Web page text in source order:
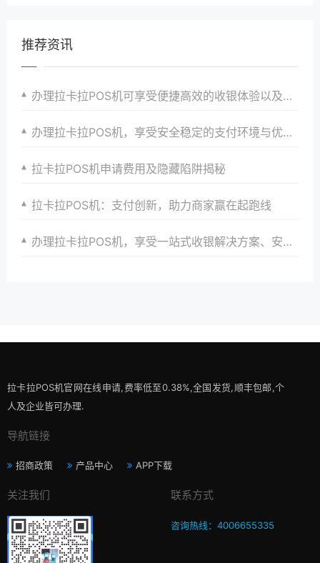
推荐资讯
办理拉卡拉POS机可享受便捷高效的收银体验以及一站式解决方案和优惠政策以满足商家个性化需求并提升店铺竞争力
办理拉卡拉POS机，享受安全稳定的支付环境与优惠政策
拉卡拉POS机申请费用及隐藏陷阱揭秘
拉卡拉POS机：支付创新，助力商家赢在起跑线
办理拉卡拉POS机，享受一站式收银解决方案、安全保障与专业支付服务
拉卡拉POS机官网在线申请,费率低至0.38%,全国发货,顺丰包邮,个
人及企业皆可办理.
导航链接
招商政策 产品中心 APP下载
关注我们 联系方式
咨询热线：4006655335